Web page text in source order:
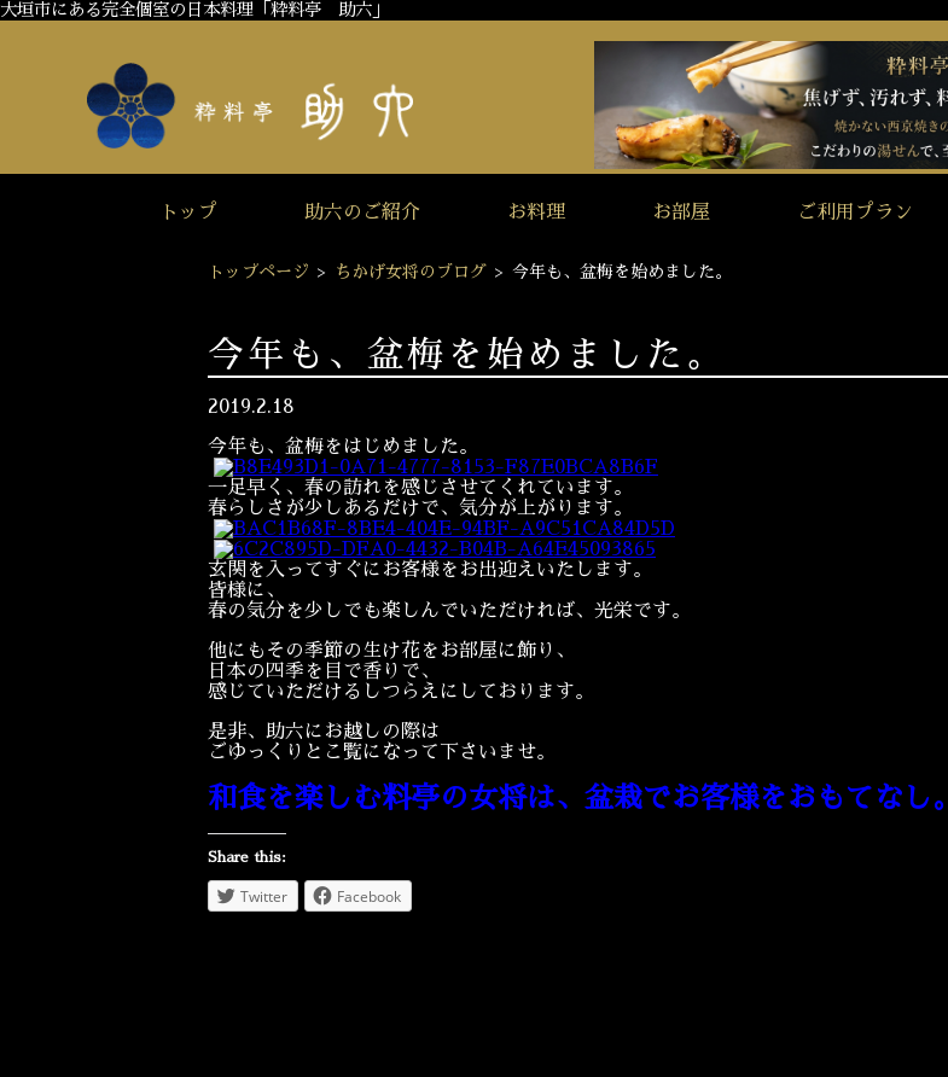
大垣市にある完全個室の日本料理「粋料亭 助六」
トップ 助六のご紹介 お料理 お部屋 ご利用プラン
トップページ > ちかげ女将のブログ > 今年も、盆梅を始めました。
今年も、盆梅を始めました。
2019.2.18
今年も、盆梅をはじめました。
一足早く、春の訪れを感じさせてくれています。
春らしさが少しあるだけで、気分が上がります。
玄関を入ってすぐにお客様をお出迎えいたします。
皆様に、
春の気分を少しでも楽しんでいただければ、光栄です。
他にもその季節の生け花をお部屋に飾り、
日本の四季を目で香りで、
感じていただけるしつらえにしております。
是非、助六にお越しの際は
ごゆっくりとこ覧になって下さいませ。
和食を楽しむ料亭の女将は、盆栽でお客様をおもてなし。
Share this:
Twitter Facebook